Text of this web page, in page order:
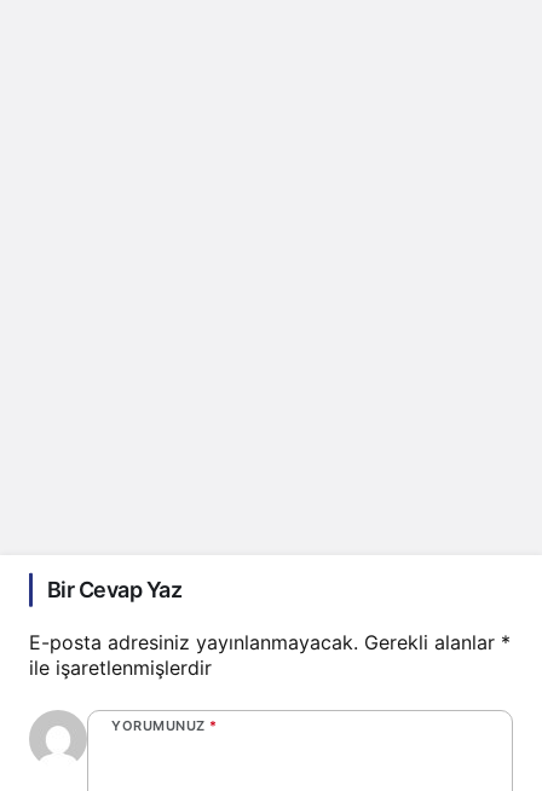
Bir Cevap Yaz
E-posta adresiniz yayınlanmayacak. Gerekli alanlar *
ile işaretlenmişlerdir
YORUMUNUZ *